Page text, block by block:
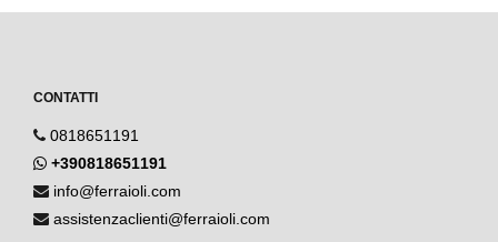
CONTATTI
0818651191
+390818651191
info@ferraioli.com
assistenzaclienti@ferraioli.com